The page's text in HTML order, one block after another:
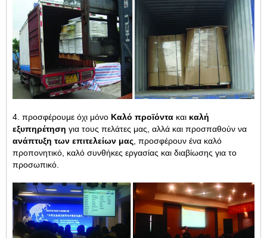
4. προσφέρουμε όχι μόνο Καλό προϊόντα και καλή
εξυπηρέτηση για τους πελάτες μας, αλλά και προσπαθούν να
ανάπτυξη των επιτελείων μας, προσφέρουν ένα καλό
προπονητικό, καλό συνθήκες εργασίας και διαβίωσης για το
προσωπικό.